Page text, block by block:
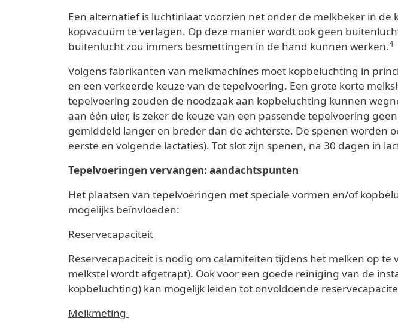
Een alternatief is luchtinlaat voorzien net onder de melkbeker in
kopvacuüm te verlagen. Op deze manier wordt ook geen
buitenlucht zou immers besmettingen in de hand kunnen werken.4
Volgens fabrikanten van melkmachines moet kopbeluchting in
en een verkeerde keuze van de tepelvoering. Een grote korte
tepelvoering zouden de noodzaak aan kopbeluchting kunnen
aan één uier, is zeker de keuze van een passende tepelvoering
gemiddeld langer en breder dan de achterste. De spenen worden
eerste en volgende lactaties). Tot slot zijn spenen, na 30 dagen in
Tepelvoeringen vervangen: aandachtspunten
Het plaatsen van tepelvoeringen met speciale vormen en/of
mogelijks beïnvloeden:
Reservecapaciteit
Reservecapaciteit is nodig om calamiteiten tijdens het melken op
melkstel wordt afgetrapt). Ook voor een goede reiniging van de
kopbeluchting) kan mogelijk leiden tot onvoldoende
Melkmeting